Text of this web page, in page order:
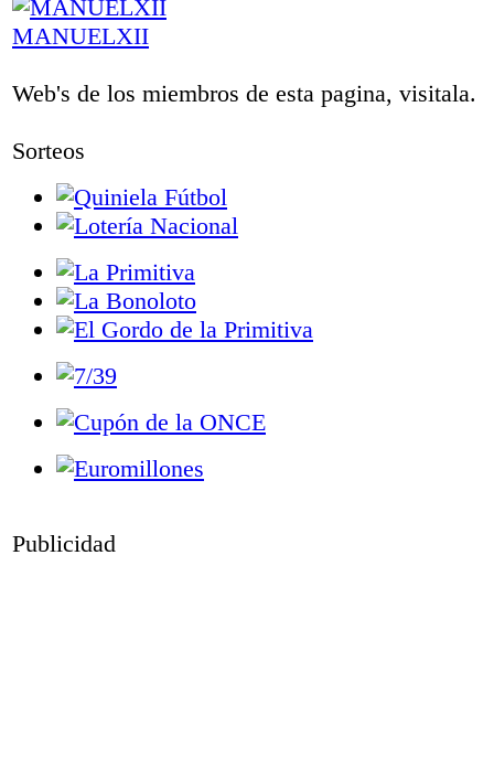
MANUELXII
Web's de los miembros de esta pagina, visitala.
Sorteos
Publicidad